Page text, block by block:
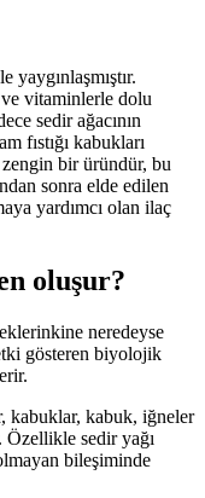
yaygınlaşmıştır.
vitaminlerle dolu
sedir ağacının
fıstığı kabukları
bir üründür, bu
sonra elde edilen
yardımcı olan ilaç
oluşur?
neredeyse
gösteren biyolojik
kabuklar, kabuk, iğneler
Özellikle sedir yağı
bileşiminde